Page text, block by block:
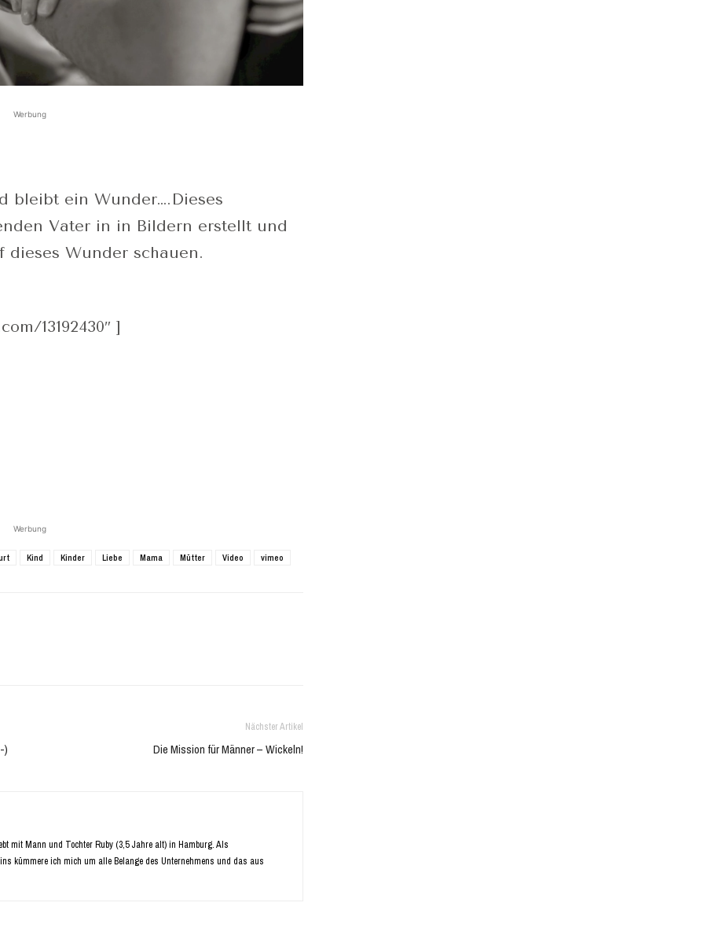
Werbung
bleibt ein Wunder….Dieses
Vater in in Bildern erstellt und
Wunder schauen.
13192430″ ]
Werbung
Kind Kinder Liebe Mama Mütter Video vimeo
)
Nächster Artikel
Die Mission für Männer – Wickeln!
mit Mann und Tochter Ruby (3,5 Jahre alt) in Hamburg. Als
kümmere ich mich um alle Belange des Unternehmens und das aus